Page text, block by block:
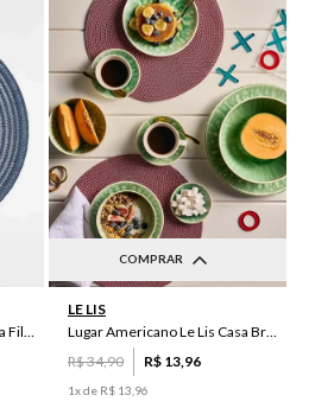
Lugar Americano Le Lis Casa Filipa
COMPRAR
LE LIS
Lugar Americano Le Lis Casa Brenda
R$34,90 R$ 13 96
1x de R$ 13 96